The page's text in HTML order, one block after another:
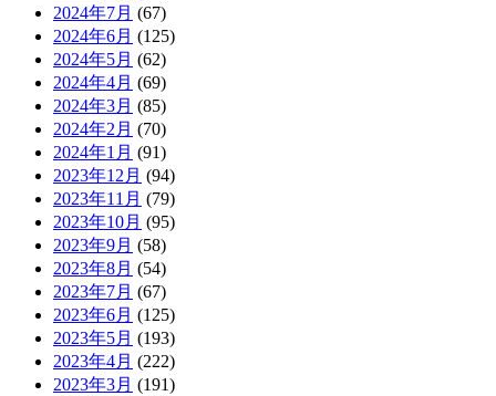
2024年7月 (67)
2024年6月 (125)
2024年5月 (62)
2024年4月 (69)
2024年3月 (85)
2024年2月 (70)
2024年1月 (91)
2023年12月 (94)
2023年11月 (79)
2023年10月 (95)
2023年9月 (58)
2023年8月 (54)
2023年7月 (67)
2023年6月 (125)
2023年5月 (193)
2023年4月 (222)
2023年3月 (191)